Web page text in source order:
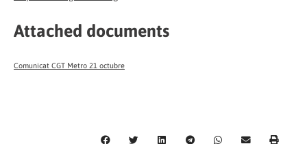
Attached documents
Comunicat CGT Metro 21 octubre